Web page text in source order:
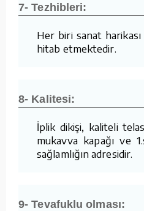
7- Tezhibleri:
Her biri sanat
hitab etmektedir.
8- Kalitesi:
İplik dikişi, kaliteli
mukavva kapağı ve
sağlamlığın adresidir.
9- Tevafuklu olması: